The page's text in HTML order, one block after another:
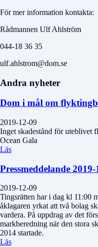
För mer information kontakta:
Rådmannen Ulf Ahlström
044-18 36 35
ulf.ahlstrom@dom.se
Andra nyheter
Dom i mål om
2019-12-09
Inget skadestånd för uteblivet
Ocean Gala
Läs
Pressmeddelande 2019-
2019-12-09
Tingsrätten har i dag kl 11:00
åklagaren yrkat att två bolag
vardera. På uppdrag av det
markberedning när den stora
2014 startade.
Läs